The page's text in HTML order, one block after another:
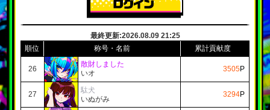
最終更新:2026.08.09 21:25
順位
称号・名前 累計貢献度
26
散財しました
いオ
3505P
27
駄犬
いぬがみ
3294P